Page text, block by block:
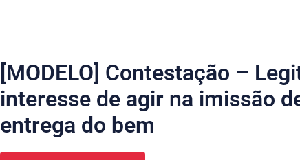
[MODELO] Contestação –
interesse de agir na imissão
entrega do bem